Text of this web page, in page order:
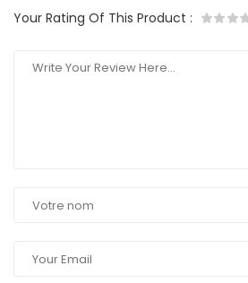
Your Rating Of This Product :